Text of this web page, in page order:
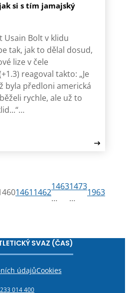
si s tím jamajský
Usain Bolt v klidu
tak, jak to dělal dosud,
lize v čele
reagoval takto: „Je
byla předloni americká
rychle, ale už to
14611462
1463
…
1473
…
1963
SVAZ (ČAS)
údajůCookies
014 400